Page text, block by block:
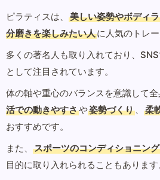
ピラティスは、 美しい姿勢やボディ
分磨きを楽しみたい人に人気のトレー
多くの著名人も取り入れており、
として注目されています。
体の軸や重心のバランスを意識して全
活での動きやすさや姿勢づくり 、 柔
おすすめです。
また、
スポーツのコンディショニング
目的に取り入れられることもあります